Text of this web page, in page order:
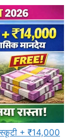
स्कूटी + ₹14,000